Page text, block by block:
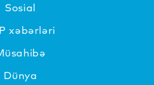
Sosial
xəbərləri
Dünya